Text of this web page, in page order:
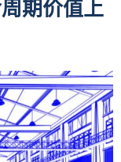
期价值上